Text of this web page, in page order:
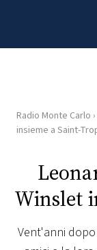
HOME
RADIO
WEB
Radio Monte Carlo ›
insieme a Saint-
Winslet
Vent'anni